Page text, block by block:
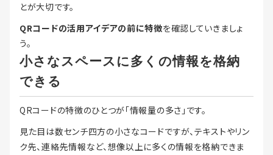
とが大切です。
QRコードの活用アイデアの前に特徴を確認していきましょ
う。
小さなスペースに多くの情報を格納
できる
QRコードの特徴のひとつが「情報量の多さ」です。
見た目は数センチ四方の小さなコードですが、テキストやリン
ク先、連絡先情報など、想像以上に多くの情報を格納できま